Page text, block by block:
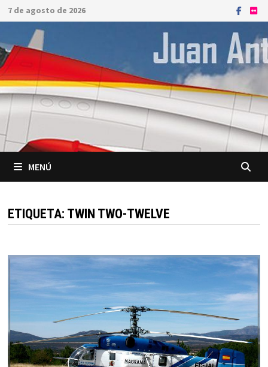
Saltar
al
contenido
7 de agosto de 2026
MENÚ
ETIQUETA: TWIN TWO-TWELVE